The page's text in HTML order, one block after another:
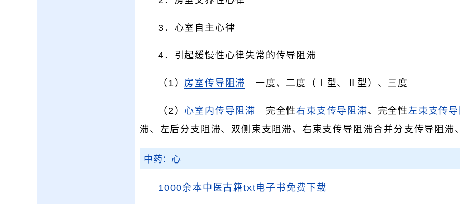
3．心室自主心律
4．引起缓慢性心律失常的传导阻滞
（1） 房室传导阻滞 一度、二度（Ⅰ型、Ⅱ型）、三度
（2） 心室内传导阻滞 完全性右束支传导阻滞、完全性左束支传
滞、左后分支阻滞、双侧束支阻滞、右束支传导阻滞合并分支传导阻滞
中药：心
1000余本中医古籍txt电子书免费下载